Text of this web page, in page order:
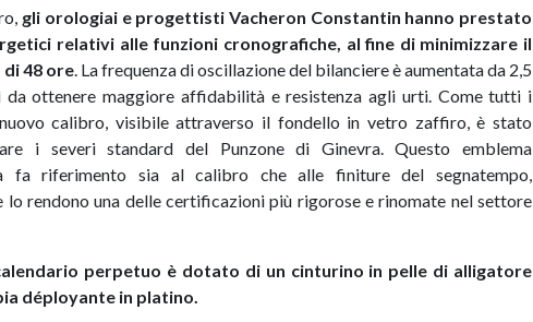
gli orologiai e progettisti Vacheron Constantin hanno prestato
relativi alle funzioni cronografiche, al fine di minimizzare il
48 ore. La frequenza di oscillazione del bilanciere è aumentata da 2,5
da ottenere maggiore affidabilità e resistenza agli urti. Come tutti i
calibro, visibile attraverso il fondello in vetro zaffiro, è stato
i severi standard del Punzone di Ginevra. Questo emblema
fa riferimento sia al calibro che alle finiture del segnatempo,
rendono una delle certificazioni più rigorose e rinomate nel settore
perpetuo è dotato di un cinturino in pelle di alligatore
déployante in platino.